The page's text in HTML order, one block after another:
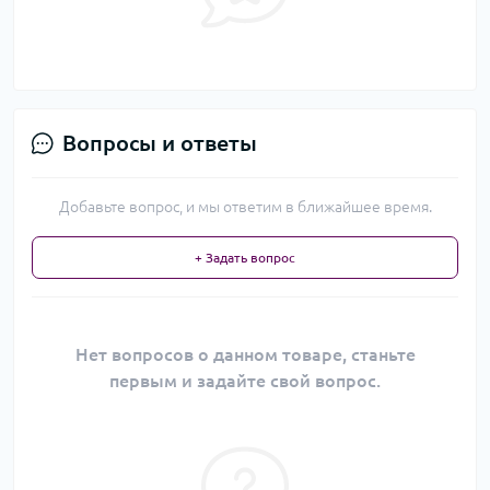
Вопросы и ответы
Добавьте вопрос, и мы ответим в ближайшее время.
+ Задать вопрос
Нет вопросов о данном товаре, станьте
первым и задайте свой вопрос.